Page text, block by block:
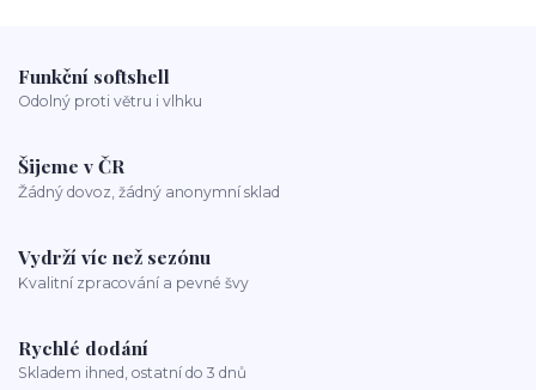
Funkční softshell
Odolný proti větru i vlhku
Šijeme v ČR
Žádný dovoz, žádný anonymní sklad
Vydrží víc než sezónu
Kvalitní zpracování a pevné švy
Rychlé dodání
Skladem ihned, ostatní do 3 dnů